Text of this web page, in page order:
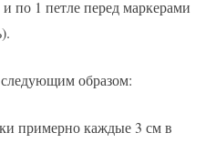
по 1 петле перед маркерами
образом:
примерно каждые 3 см в